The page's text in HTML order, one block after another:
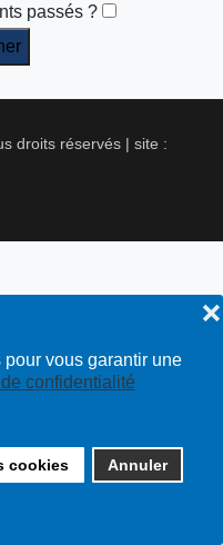
vous garantir une
confidentialité
cookies Annuler
❌
passés ?
droits réservés | site :